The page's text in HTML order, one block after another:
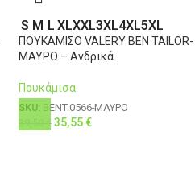
S M L XLXXL3XL4XL5XL
ΠΟΥΚΑΜΙΣΟ VALERY BEN TAILOR-
ΜΑΥΡΟ – Ανδρικά
Πουκάμισα
SKU: BENT.0566-ΜΑΥΡΟ
€ 35,55€